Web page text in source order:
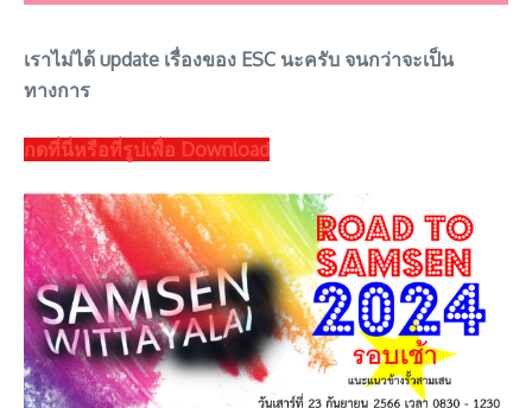
เราไม่ได้ update เรื่องของ ESC นะครับ จนกว่าจะเป็น
ทางการ
กดที่นี่หรือที่รูปเพื่อ Download